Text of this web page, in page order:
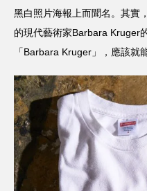
黑白照片海報上而聞名。其實
的現代藝術家Barbara Kruger
「Barbara Kruger」，應該就